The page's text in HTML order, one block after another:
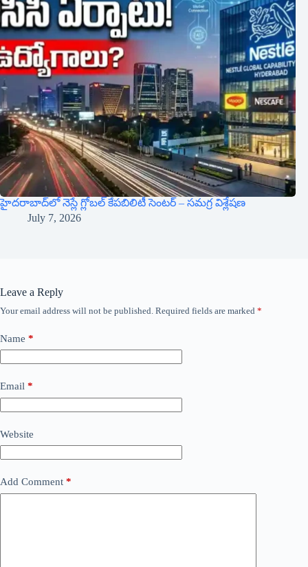
హైదరాబాద్‌లో నెస్లే గ్లోబల్ కేపబిలిటీ సెంటర్ – సమగ్ర విశ్లేషణ
July 7, 2026
Leave a Reply
Your email address will not be published. Required fields are marked *
Name *
Email *
Website
Add Comment *